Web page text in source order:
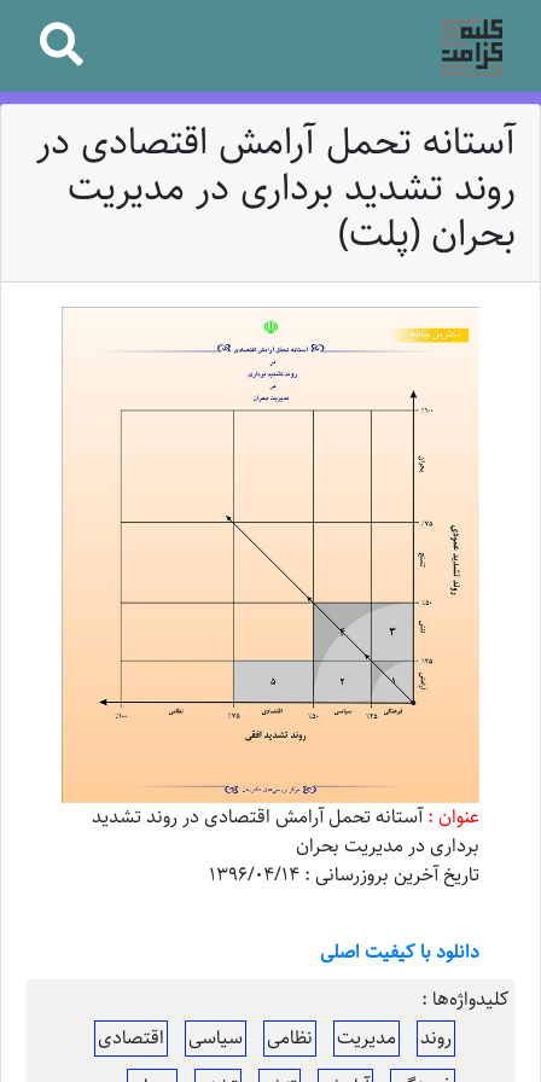
آستانه تحمل آرامش اقتصادی در
روند تشدید برداری در مدیریت
بحران (پلت)
عنوان :آستانه تحمل آرامش اقتصادی در روند تشدید
برداری در مدیریت بحران
تاریخ آخرین بروزرسانی : 1396/04/14
دانلود با کیفیت اصلی
کلیدواژه‌ها :
روند
مدیریت نظامی سیاسی
اقتصادی